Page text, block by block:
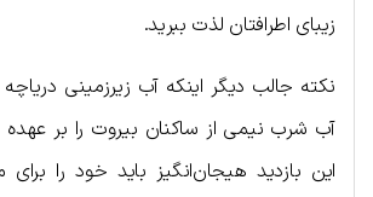
زیبای اطرافتان لذت ببرید.
نکته جالب دیگر اینکه آب زیرزمینی
آب شرب نیمی از ساکنان بیروت را بر عهده
این بازدید هیجان‌انگیز باید خود را